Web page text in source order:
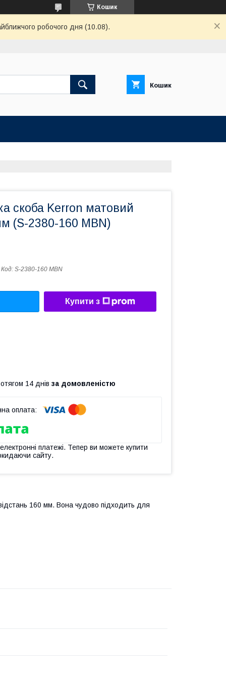
Кошик
робочого дня (10.08).
Кошик
скоба Kerron матовий
(S-2380-160 MBN)
Код: S-2380-160 MBN
Купити з
14 днів за домовленістю
платежі. Тепер ви можете купити
сайту.
160 мм. Вона чудово підходить для